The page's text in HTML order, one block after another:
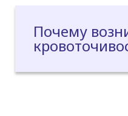
Почему